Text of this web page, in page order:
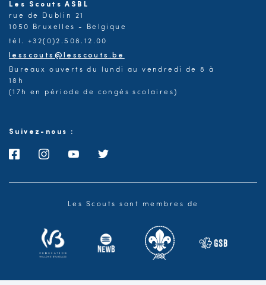
Les Scouts ASBL
rue de Dublin 21
1050 Bruxelles - Belgique
tél. +32(0)2.508.12.00
lesscouts@lesscouts.be
Bureaux ouverts du lundi au vendredi de 8 à
18h
(17h en période de congés scolaires)
Suivez-nous :
Les Scouts sont membres de